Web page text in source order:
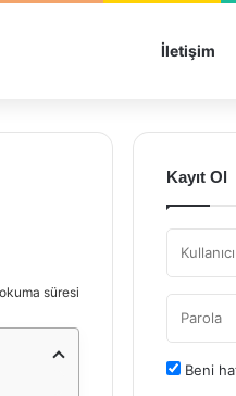
İletişim
süresi
Kayıt Ol
Beni